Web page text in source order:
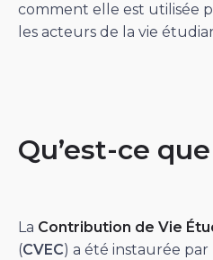
comment elle est utilisée
les acteurs de la vie
Qu’est-ce
La Contribution de Vie
(CVEC) a été instaurée